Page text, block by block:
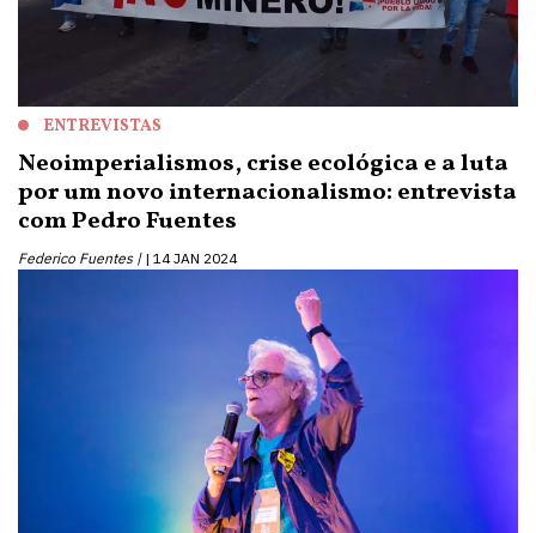
ENTREVISTAS
Neoimperialismos, crise ecológica e a luta
por um novo internacionalismo: entrevista
com Pedro Fuentes
Federico Fuentes | 14 JAN 2024